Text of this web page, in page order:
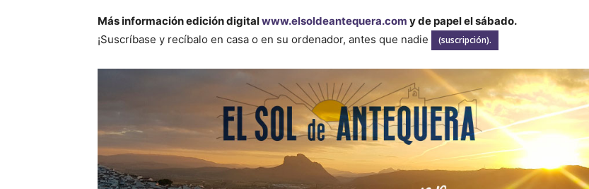
Más información edición digitalwww.elsoldeantequera.com y de papel el sábado.
¡Suscríbase y recíbalo en casa o en su ordenador, antes que nadie
(suscripción).